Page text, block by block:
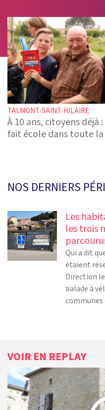
TALMONT-SAINT-HILAIRE
À 10 ans, citoyens déjà
fait école dans toute la
NOS DERNIERS
Les
les trois
Qui a dit
étaient
Direction
balade à
communes
VOIR EN REPLAY